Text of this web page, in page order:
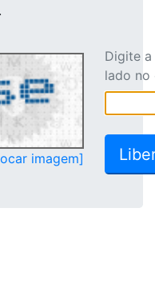
imagem]
Digite
lado no